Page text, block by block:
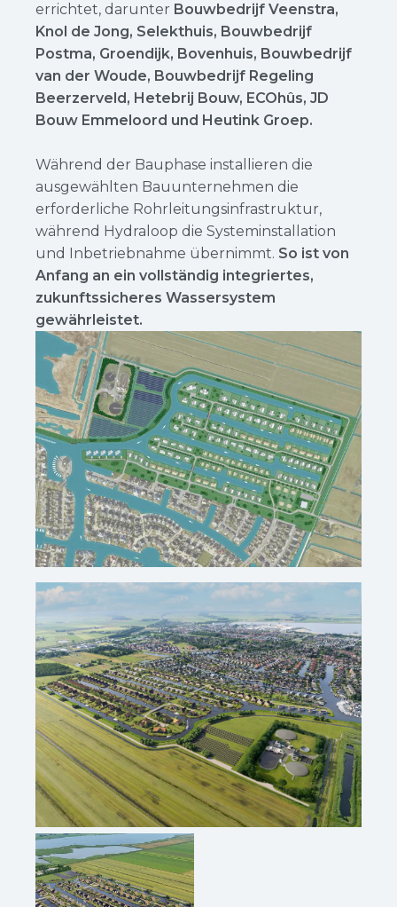
errichtet, darunter Bouwbedrijf Veenstra,
Knol de Jong, Selekthuis, Bouwbedrijf
Postma, Groendijk, Bovenhuis, Bouwbedrijf
van der Woude, Bouwbedrijf Regeling
Beerzerveld, Hetebrij Bouw, ECOhûs, JD
Bouw Emmeloord und Heutink Groep.
Während der Bauphase installieren die
ausgewählten Bauunternehmen die
erforderliche Rohrleitungsinfrastruktur,
während Hydraloop die Systeminstallation
und Inbetriebnahme übernimmt. So ist von
Anfang an ein vollständig integriertes,
zukunftssicheres Wassersystem
gewährleistet.